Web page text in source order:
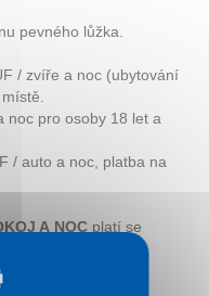
pevného lůžka.
/ zvíře a noc (ubytování
noc pro osoby 18 let a
/ auto a noc, platba na
A NOC platí se
– 23.12.2025.
A NOC